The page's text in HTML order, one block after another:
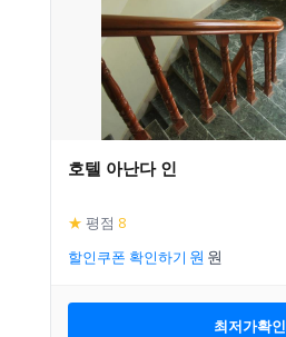
호텔 아난다 인
★ 평점 8
할인쿠폰 확인하기
최저가확인